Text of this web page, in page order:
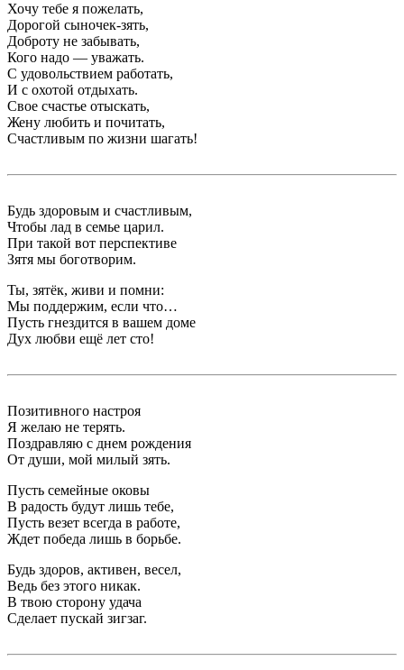
Хочу тебе я пожелать,
Дорогой сыночек-зять,
Доброту не забывать,
Кого надо — уважать.
С удовольствием работать,
И с охотой отдыхать.
Свое счастье отыскать,
Жену любить и почитать,
Счастливым по жизни шагать!
Будь здоровым и счастливым,
Чтобы лад в семье царил.
При такой вот перспективе
Зятя мы боготворим.
Ты, зятёк, живи и помни:
Мы поддержим, если что…
Пусть гнездится в вашем доме
Дух любви ещё лет сто!
Позитивного настроя
Я желаю не терять.
Поздравляю с днем рождения
От души, мой милый зять.
Пусть семейные оковы
В радость будут лишь тебе,
Пусть везет всегда в работе,
Ждет победа лишь в борьбе.
Будь здоров, активен, весел,
Ведь без этого никак.
В твою сторону удача
Сделает пускай зигзаг.